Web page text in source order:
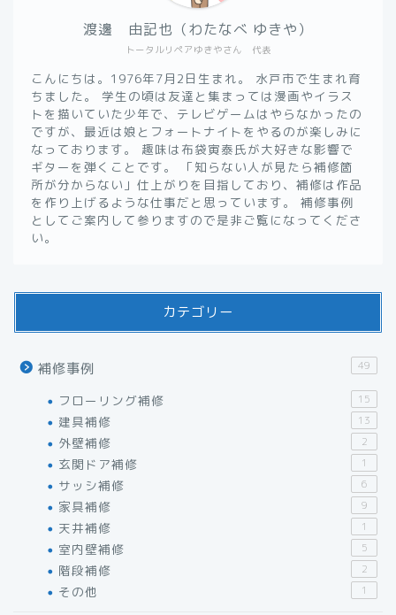
トータルリペアゆきやさん 代表
渡邊 由記也（わたなべ ゆきや）
こんにちは。1976年7月2日生まれ。 水戸市で生まれ育
ちました。 学生の頃は友達と集まっては漫画やイラス
トを描いていた少年で、テレビゲームはやらなかったの
ですが、最近は娘とフォートナイトをやるのが楽しみに
なっております。 趣味は布袋寅泰氏が大好きな影響で
ギターを弾くことです。 「知らない人が見たら補修箇
所が分からない」仕上がりを目指しており、補修は作品
を作り上げるような仕事だと思っています。 補修事例
としてご案内して参りますので是非ご覧になってくださ
い。
カテゴリー
補修事例 49
フローリング補修 15
建具補修 13
外壁補修 2
玄関ドア補修 1
サッシ補修 6
家具補修 9
天井補修 1
室内壁補修 5
階段補修 2
その他 1